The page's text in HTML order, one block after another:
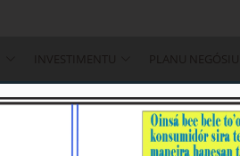
INVESTIMENTU PLANU NEGÓSIU